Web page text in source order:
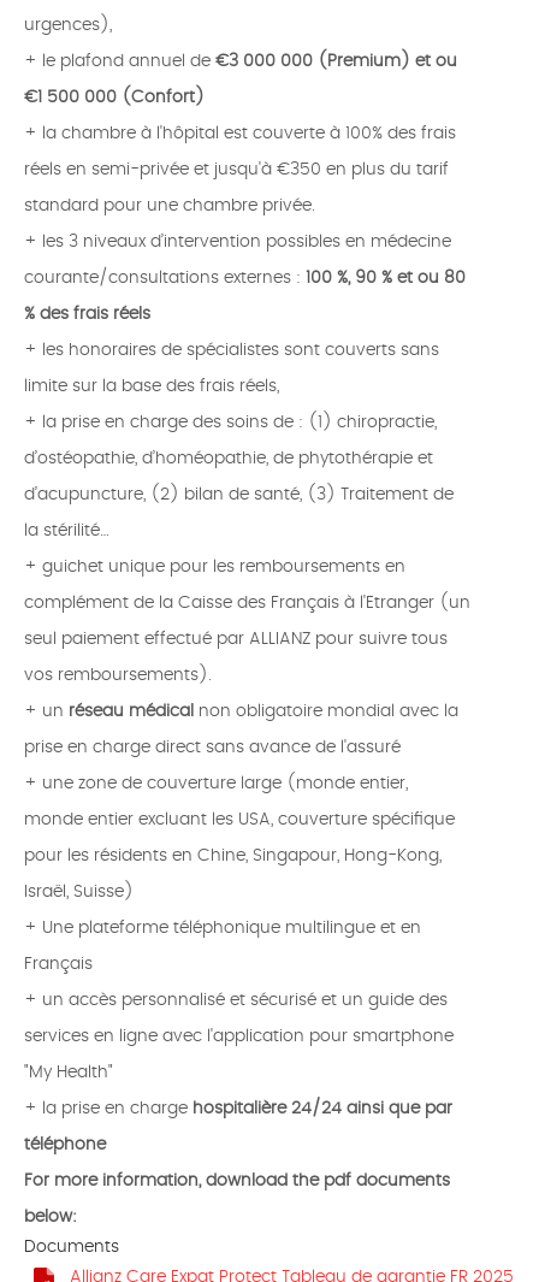
urgences),
+ le plafond annuel de €3 000 000 (Premium) et ou
€1 500 000 (Confort)
+ la chambre à l'hôpital est couverte à 100% des frais
réels en semi-privée et jusqu'à €350 en plus du tarif
standard pour une chambre privée.
+ les 3 niveaux d’intervention possibles en médecine
courante/consultations externes : 100 %, 90 % et ou 80
% des frais réels
+ les honoraires de spécialistes sont couverts sans
limite sur la base des frais réels,
+ la prise en charge des soins de : (1) chiropractie,
d’ostéopathie, d’homéopathie, de phytothérapie et
d’acupuncture, (2) bilan de santé, (3) Traitement de
la stérilité…
+ guichet unique pour les remboursements en
complément de la Caisse des Français à l'Etranger (un
seul paiement effectué par ALLIANZ pour suivre tous
vos remboursements).
+ un réseau médical non obligatoire mondial avec la
prise en charge direct sans avance de l'assuré
+ une zone de couverture large (monde entier,
monde entier excluant les USA, couverture spécifique
pour les résidents en Chine, Singapour, Hong-Kong,
Israël, Suisse)
+ Une plateforme téléphonique multilingue et en
Français
+ un accès personnalisé et sécurisé et un guide des
services en ligne avec l'application pour smartphone
"My Health"
+ la prise en charge hospitalière 24/24 ainsi que par
téléphone
For more information, download the pdf documents
below:
Documents
Allianz Care Expat Protect Tableau de garantie FR 2025